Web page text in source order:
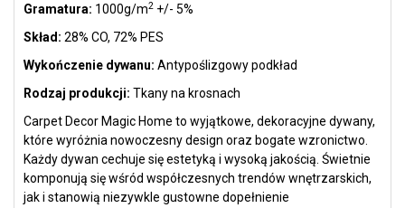
Gramatura: 1000g/m2 +/- 5%
Skład: 28% CO, 72% PES
Wykończenie dywanu: Antypoślizgowy podkład
Rodzaj produkcji: Tkany na krosnach
Carpet Decor Magic Home to wyjątkowe, dekoracyjne dywany,
które wyróżnia nowoczesny design oraz bogate wzronictwo.
Każdy dywan cechuje się estetyką i wysoką jakością. Świetnie
komponują się wśród współczesnych trendów wnętrzarskich,
jak i stanowią niezywkle gustowne dopełnienie